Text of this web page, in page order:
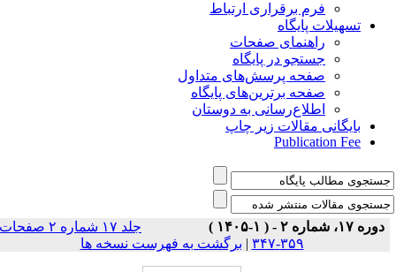
فرم برقراری ارتباط
تسهیلات پایگاه
راهنمای صفحات
جستجو در پایگاه
صفحه پرسش‌های متداول
صفحه برترین‌های پایگاه
اطلاع‌رسانی به دوستان
بایگانی مقالات زیر چاپ
Publication Fee
دوره ۱۷، شماره ۲ - ( ۱-۱۴۰۵ )
جلد ۱۷ شماره ۲ صفحات
۳۵۹-۳۴۷
|برگشت به فهرست نسخه ها